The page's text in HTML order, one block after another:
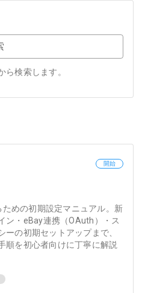
ら検索します。
開始
めの初期設定マニュアル。新
ン・eBay連携（OAuth）・ス
ーの初期セットアップまで、
順を初心者向けに丁寧に解説